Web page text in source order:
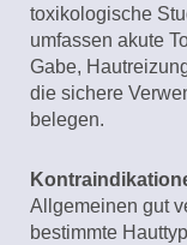
toxikologische
umfassen akute
Gabe,
die sichere
belegen.
Allgemeinen gut
bestimmte